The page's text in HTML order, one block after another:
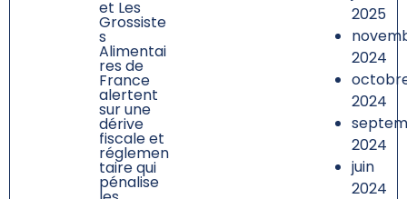
et Les
Grossiste
s
Alimentai
res de
France
alertent
sur une
dérive
fiscale et
réglemen
taire qui
pénalise
2025
2024
2024
2024
juin
2024